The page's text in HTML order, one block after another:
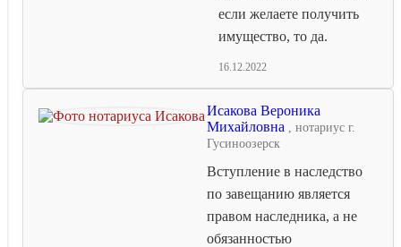
если желаете получить
имущество, то да.
16.12.2022
Исакова Вероника
Михайловна , нотариус г.
Гусиноозерск
Вступление в наследство
по завещанию является
правом наследника, а не
обязанностью